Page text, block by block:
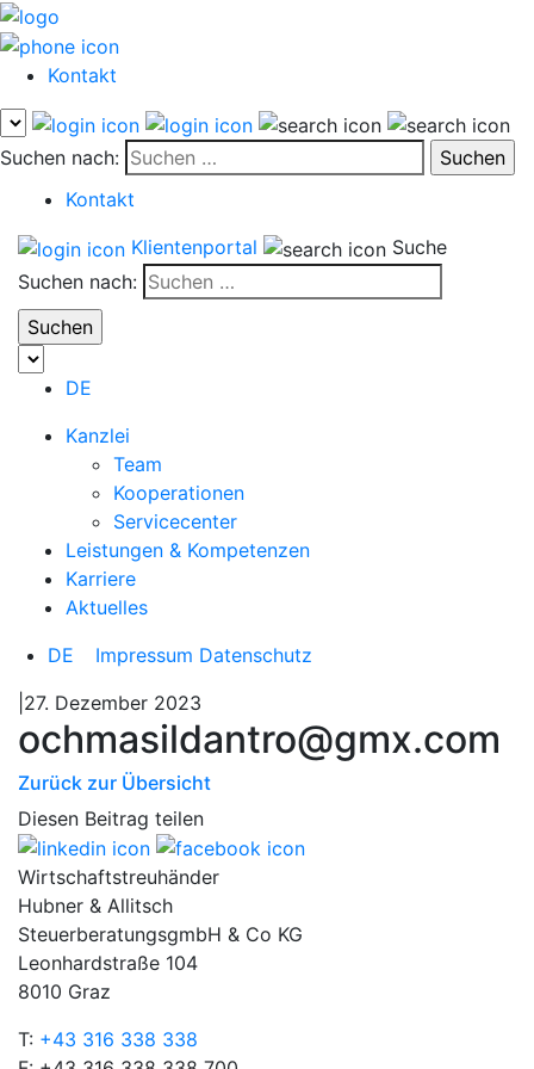
Kontakt
Suchen nach:
Kontakt
Klientenportal
Suche
Suchen nach:
DE
Kanzlei
Team
Kooperationen
Servicecenter
Leistungen & Kompetenzen
Karriere
Aktuelles
DE
Impressum Datenschutz
|27. Dezember 2023
ochmasildantro@gmx.com
Zurück zur Übersicht
Diesen Beitrag teilen
Wirtschaftstreuhänder
Hubner & Allitsch
SteuerberatungsgmbH & Co KG
Leonhardstraße 104
8010 Graz
T: +43 316 338 338